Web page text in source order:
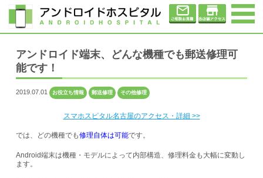
アンドロイド端末、どんな機種でも郵送修理可
能です！
2019.07.01 お役立ち情報 郵送修理 その他修理
スマホスピタル名古屋のアクセス・詳細 >>
では、どの機種でも修理自体は可能です。
Android端末は機種・モデルによって内部構造、修理料金も大幅に変動し
ます。